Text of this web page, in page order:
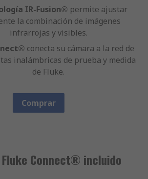
IR-Fusion® permite ajustar
la combinación de imágenes
infrarrojas y visibles.
conecta su cámara a la red de
inalámbricas de prueba y medida
de Fluke.
Comprar
Connect® incluido